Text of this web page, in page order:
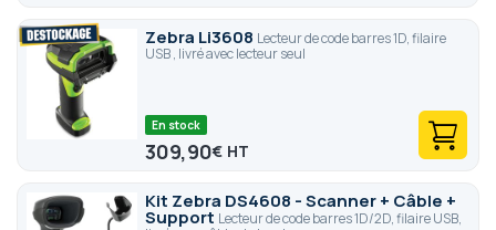
Zebra Li3608 Lecteur de code barres 1D, filaire
USB , livré avec lecteur seul
En stock
309,90€
Kit Zebra DS4608 - Scanner + Câble +
Support Lecteur de code barres 1D/2D, filaire USB,